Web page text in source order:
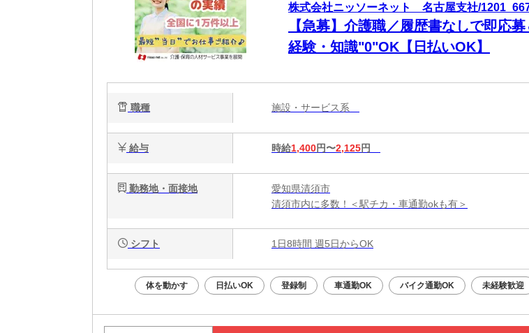
株式会社ニッソーネット 名古屋支社/
【急募】介護職／履歴書なしで即応募
経験・知識"0"OK【日払いOK】
職種 施設・サービス系
給与 時給1,400円〜2,125円
勤務地・面接地
愛知県清須市
清須市内に多数！＜駅チカ・車通勤okも有＞
シフト 1日8時間 週5日からOK
体を動かす 日払いOK 登録制 車通勤OK バイク通勤OK 未経験歓迎